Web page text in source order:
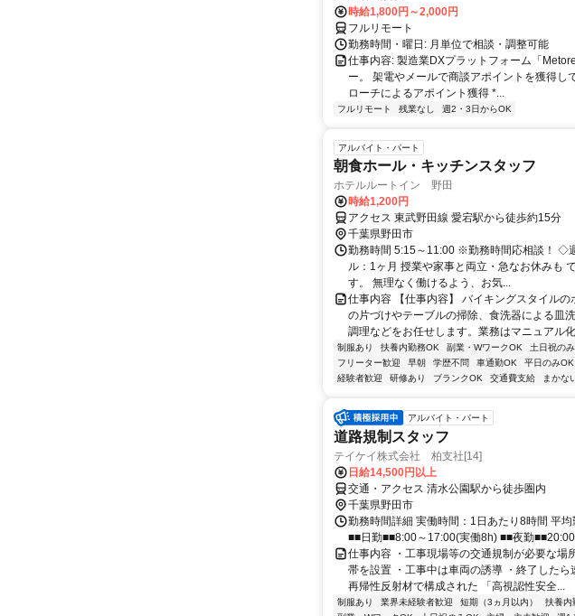
時給1,800円～2,000円
フルリモート
勤務時間・曜日: 月単位で相談・調整可能
仕事内容: 製造業DXプラットフォーム「
ー。 架電やメールで商談アポイントを獲得し
ローチによるアポイント獲得 *...
フルリモート 残業なし 週2・3日からOK
アルバイト・パート
朝食ホール・キッチンスタッフ
ホテルルートイン 野田
時給1,200円
アクセス 東武野田線 愛宕駅から徒歩約15分
千葉県野田市
勤務時間 5:15～11:00 ※勤務時間応相談！ ◇
ル：1ヶ月 授業や家事と両立・急なお休みも
す。 無理なく働けるよう、お気...
仕事内容 【仕事内容】 バイキングスタイル
の片づけやテーブルの掃除、食洗器による皿
調理などをお任せします。業務はマニュアル
制服あり 扶養内勤務OK 副業・WワークOK 土日祝の
フリーター歓迎
早朝 学歴不問 車通勤OK 平日のみOK
経験者歓迎
研修あり ブランクOK 交通費支給 まかな
アルバイト・パート
道路規制スタッフ
テイケイ株式会社 柏支社[14]
日給14,500円以上
交通・アクセス 清水公園駅から徒歩圏内
千葉県野田市
勤務時間詳細 実働時間：1日あたり8時間 平
■■日勤■■8:00～17:00(実働8h) ■■夜勤
仕事内容 ・工事現場等の交通規制が必要な場
帯を設置 ・工事中は車両の誘導 ・終了した
再帰性反射材で構成された 「高視認性安全...
制服あり 業界未経験者歓迎 短期（3ヵ月以内） 扶養内